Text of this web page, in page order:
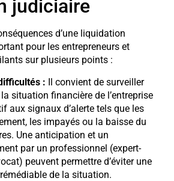
judiciaire
d’une liquidation
pour les entrepreneurs et
sur plusieurs points :
: Il convient de surveiller
situation financière de l’entreprise
aux signaux d’alerte tels que les
les impayés ou la baisse du
Une anticipation et un
par un professionnel (expert-
peuvent permettre d’éviter une
de la situation.